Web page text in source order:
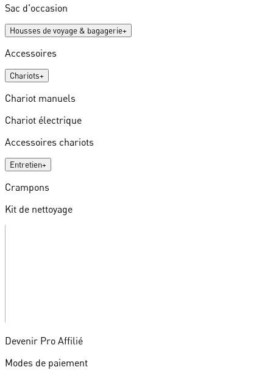
Sac d'occasion
Housses de voyage & bagagerie+
Accessoires
Chariots+
Chariot manuels
Chariot électrique
Accessoires chariots
Entretien+
Crampons
Kit de nettoyage
Devenir Pro Affilié
Modes de paiement